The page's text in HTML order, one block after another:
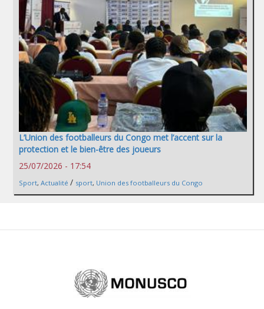
L’Union des footballeurs du Congo met l’accent sur la
protection et le bien-être des joueurs
25/07/2026 - 17:54
Sport, Actualité / sport, Union des footballeurs du Congo